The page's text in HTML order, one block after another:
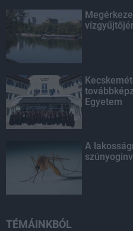
Egyetem
A
TÉMÁINKBÓL